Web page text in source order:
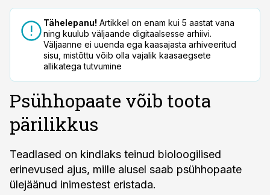
Tähelepanu! Artikkel on enam kui 5 aastat vana
ning kuulub väljaande digitaalsesse arhiivi.
Väljaanne ei uuenda ega kaasajasta arhiveeritud
sisu, mistõttu võib olla vajalik kaasaegsete
allikatega tutvumine
Psühhopaate võib toota
pärilikkus
Teadlased on kindlaks teinud bioloogilised
erinevused ajus, mille alusel saab psühhopaate
ülejäänud inimestest eristada.